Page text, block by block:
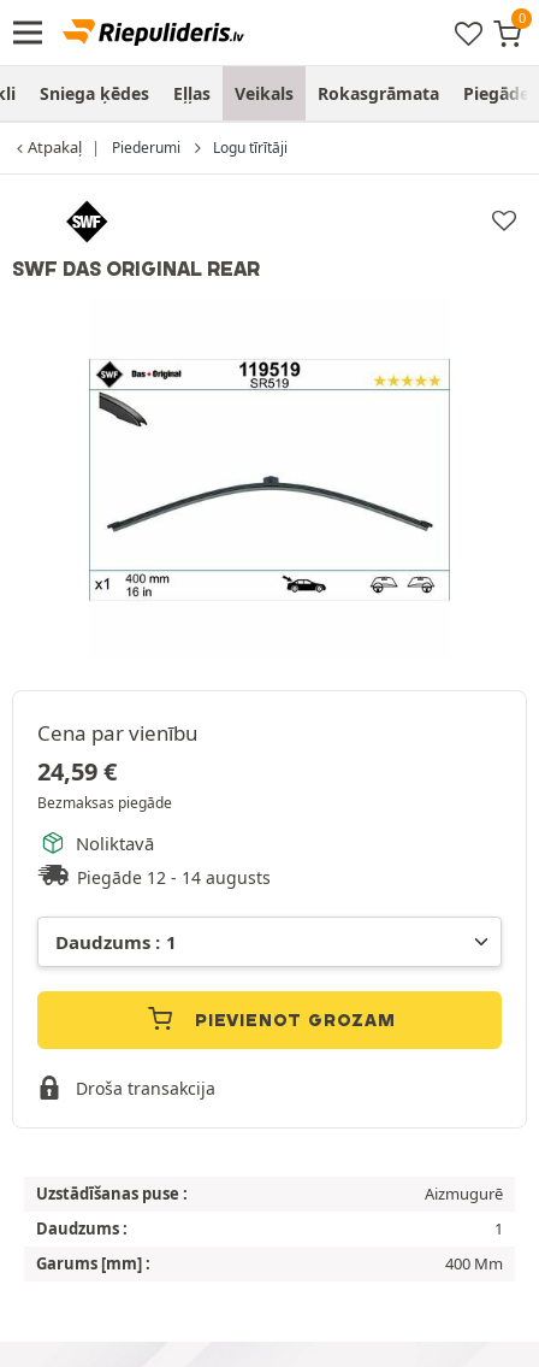
Sniega ķēdes Eļļas Veikals Rokasgrāmata Piegāde
Atpakaļ Piederumi Logu tīrītāji
SWF DAS ORIGINAL REAR
Cena par vienību
24,59€
Bezmaksas piegāde
Noliktavā
Piegāde 12 - 14 augusts
PIEVIENOT GROZAM
Droša transakcija
Uzstādīšanas puse :
Aizmugurē
Daudzums :
1
Garums [mm] :
400 Mm